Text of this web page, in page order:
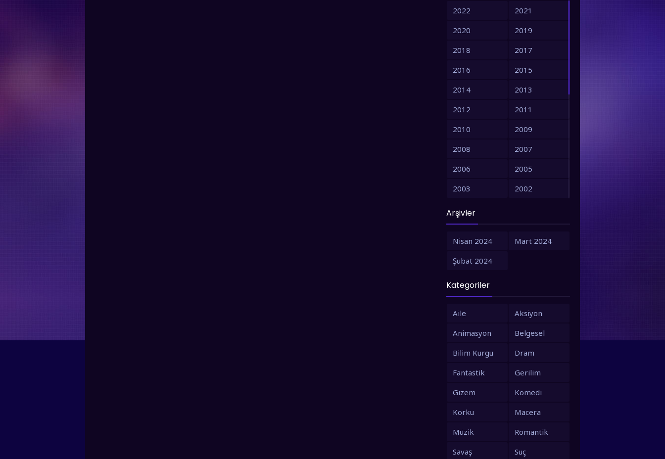
2022
2021
2020
2019
2018
2017
2016
2015
2014
2013
2012
2011
2010
2009
2008
2007
2006
2005
2003
2002
2001
1993
1991
Arşivler
Nisan 2024
Mart 2024
Şubat 2024
Kategoriler
Aile
Aksiyon
Animasyon
Belgesel
Bilim Kurgu
Dram
Fantastik
Gerilim
Gizem
Komedi
Korku
Macera
Müzik
Romantik
Savaş
Suç